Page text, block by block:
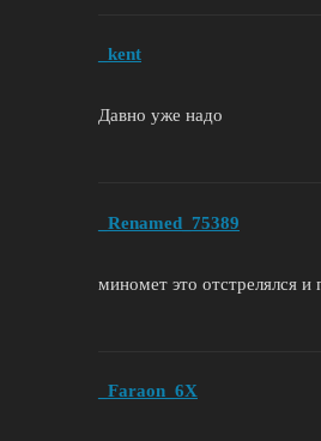
_kent
Давно уже надо
_Renamed_75389
миномет это отстрелялся и
_Faraon_6X